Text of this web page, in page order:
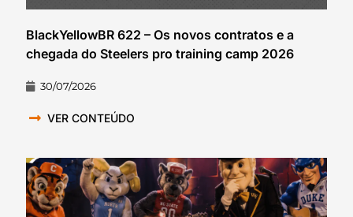
BlackYellowBR 622 – Os novos contratos e a
chegada do Steelers pro training camp 2026
30/07/2026
VER CONTEÚDO